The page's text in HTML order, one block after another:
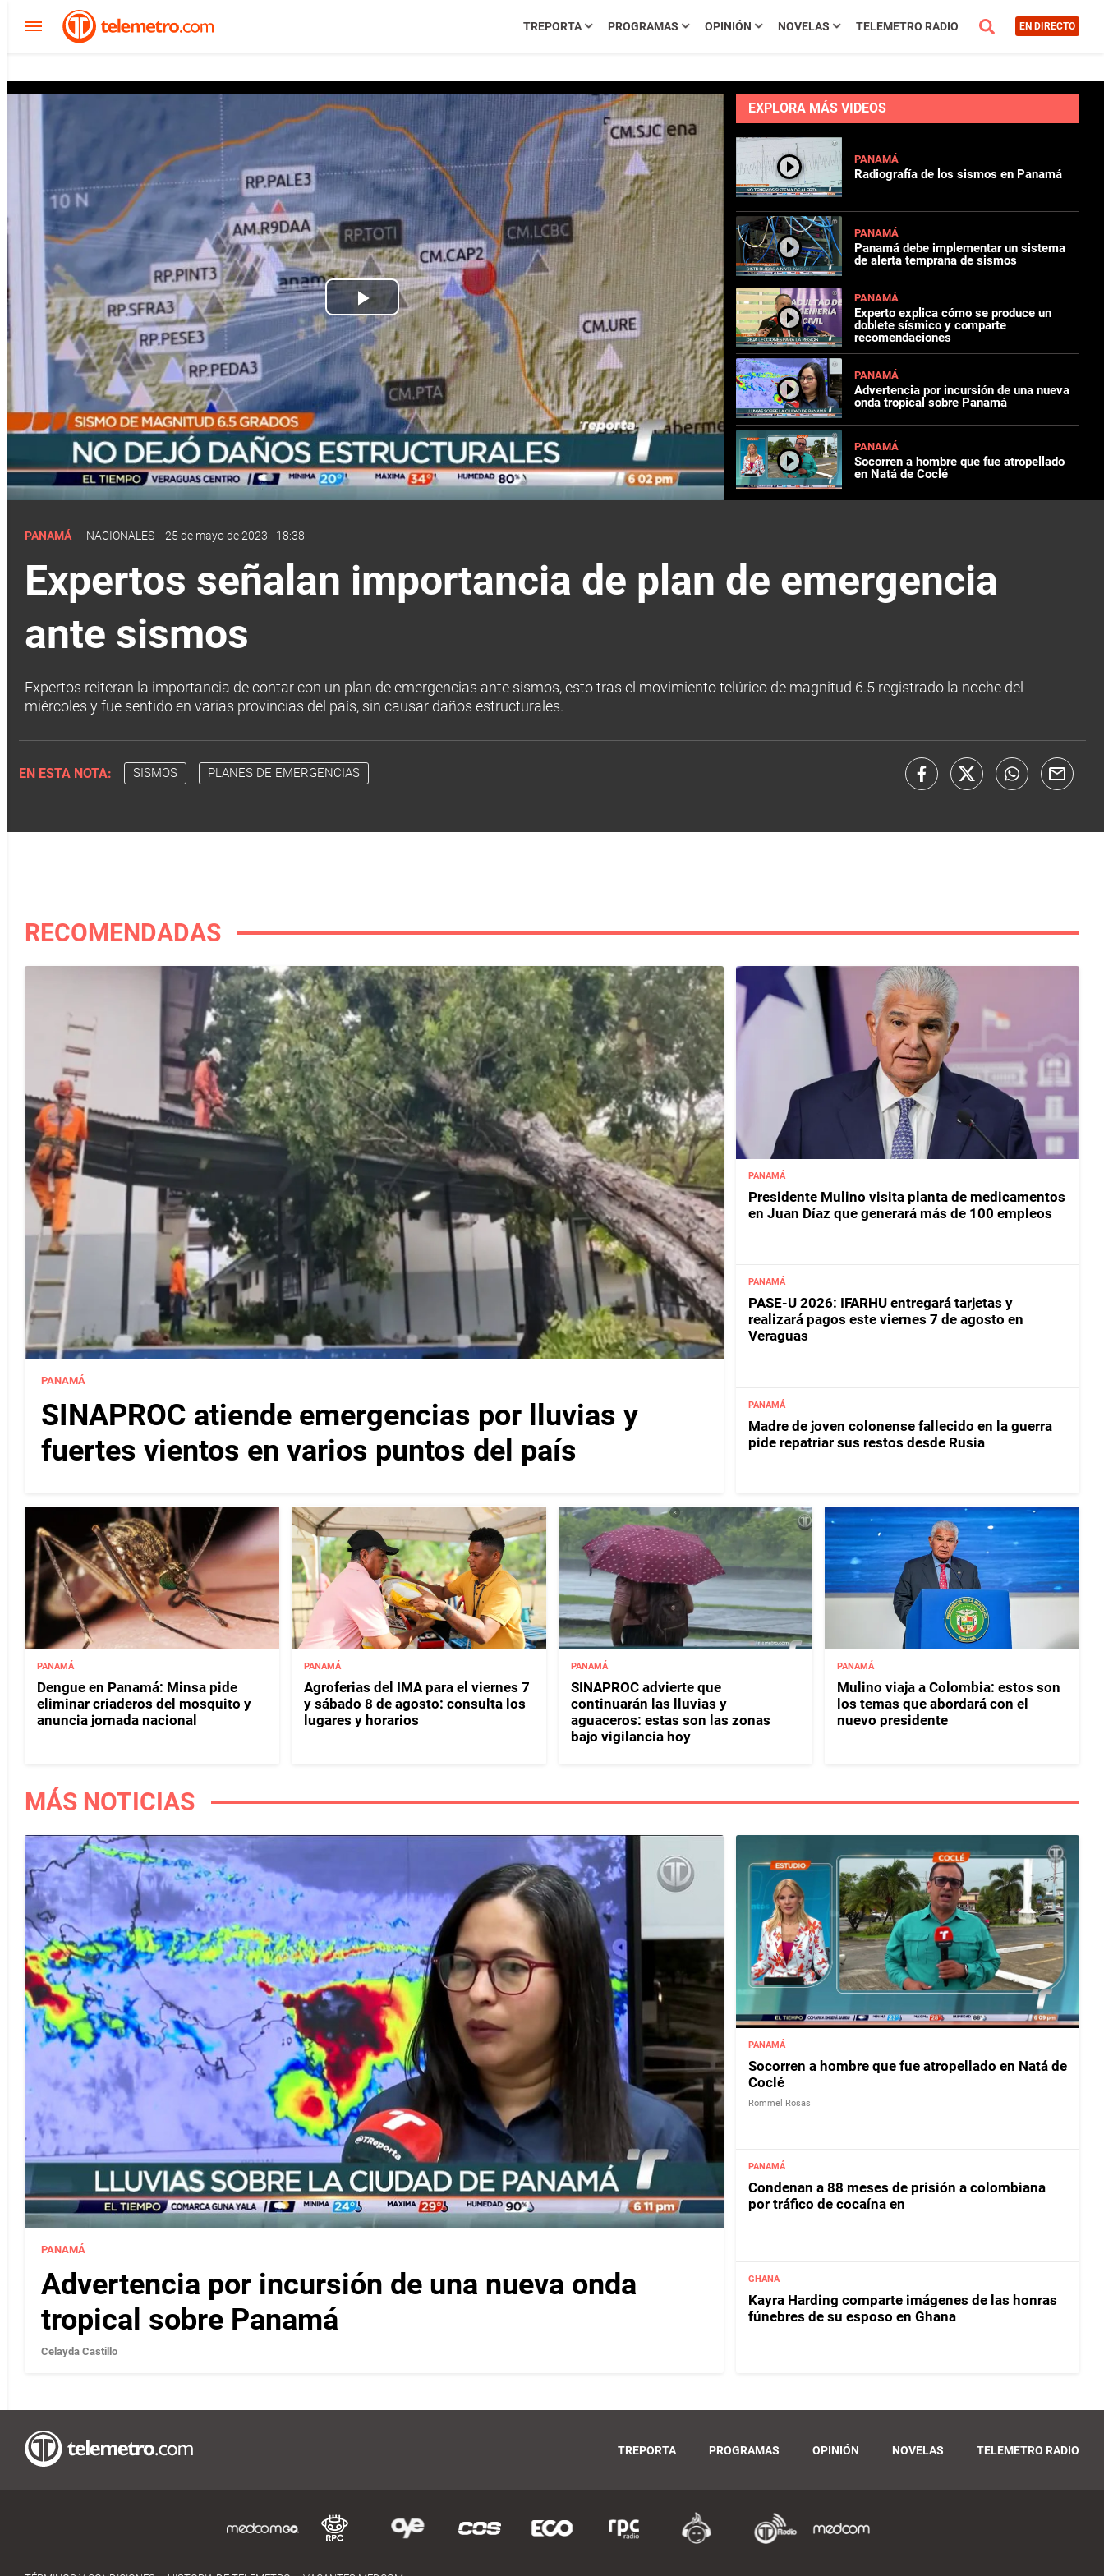
TREPORTA PROGRAMAS OPINIÓN NOVELAS TELEMETRO RADIO EN DIRECTO
Play
Video
EXPLORA MÁS VIDEOS
PANAMÁ
Radiografía de los sismos en Panamá
PANAMÁ
Panamá debe implementar un sistema
de alerta temprana de sismos
PANAMÁ
Experto explica cómo se produce un
doblete sísmico y comparte
recomendaciones
PANAMÁ
Advertencia por incursión de una nueva
onda tropical sobre Panamá
PANAMÁ
Socorren a hombre que fue atropellado
en Natá de Coclé
PANAMÁ NACIONALES- 25 de mayo de 2023 - 18:38
Expertos señalan importancia de plan de emergencia
ante sismos
Expertos reiteran la importancia de contar con un plan de emergencias ante sismos, esto tras el movimiento telúrico de magnitud 6.5 registrado la noche del
miércoles y fue sentido en varias provincias del país, sin causar daños estructurales.
EN ESTA NOTA: SISMOS PLANES DE EMERGENCIAS
RECOMENDADAS
PANAMÁ
SINAPROC atiende emergencias por lluvias y
fuertes vientos en varios puntos del país
PANAMÁ
Presidente Mulino visita planta de medicamentos
en Juan Díaz que generará más de 100 empleos
PANAMÁ
PASE-U 2026: IFARHU entregará tarjetas y
realizará pagos este viernes 7 de agosto en
Veraguas
PANAMÁ
Madre de joven colonense fallecido en la guerra
pide repatriar sus restos desde Rusia
PANAMÁ
Dengue en Panamá: Minsa pide
eliminar criaderos del mosquito y
anuncia jornada nacional
PANAMÁ
Agroferias del IMA para el viernes 7
y sábado 8 de agosto: consulta los
lugares y horarios
PANAMÁ
SINAPROC advierte que
continuarán las lluvias y
aguaceros: estas son las zonas
bajo vigilancia hoy
PANAMÁ
Mulino viaja a Colombia: estos son
los temas que abordará con el
nuevo presidente
MÁS NOTICIAS
PANAMÁ
Advertencia por incursión de una nueva onda
tropical sobre Panamá
Celayda Castillo
PANAMÁ
Socorren a hombre que fue atropellado en Natá de
Coclé
Rommel Rosas
PANAMÁ
Condenan a 88 meses de prisión a colombiana
por tráfico de cocaína en
GHANA
Kayra Harding comparte imágenes de las honras
fúnebres de su esposo en Ghana
TREPORTA PROGRAMAS OPINIÓN NOVELAS TELEMETRO RADIO